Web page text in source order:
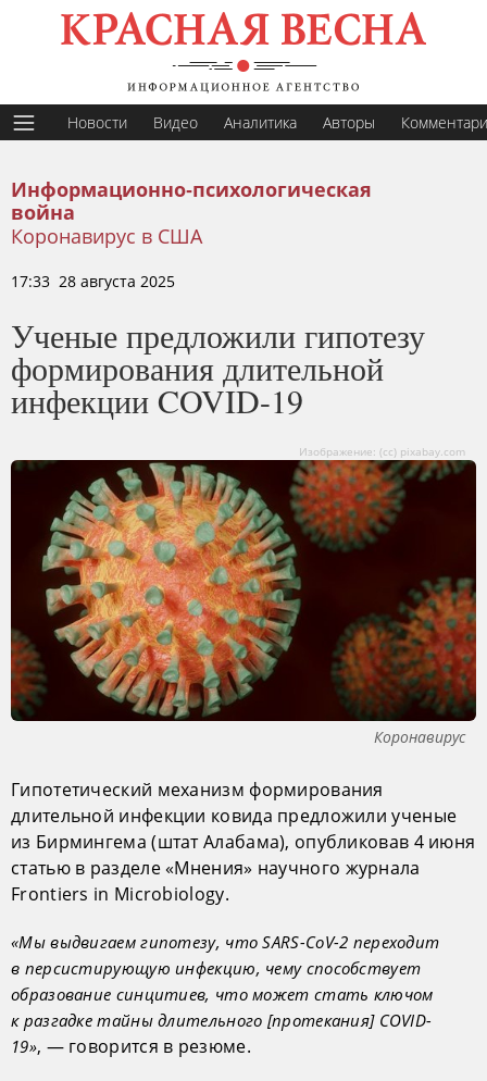
Новости Видео Аналитика Авторы
Информационно-психологическая
война
Коронавирус в США
17:33 28 августа 2025
Ученые предложили гипотезу
формирования длительной
инфекции COVID-19
Изображение: (cc) pixabay.com
Коронавирус
Гипотетический механизм формирования
длительной инфекции ковида предложили ученые
из Бирмингема (штат Алабама), опубликовав 4 июня
статью в разделе «Мнения» научного журнала
Frontiers in Microbiology.
«Мы выдвигаем гипотезу, что SARS-CoV-2 переходит
в персистирующую инфекцию, чему способствует
образование синцитиев, что может стать ключом
к разгадке тайны длительного [протекания] COVID-
19», — говорится в резюме.